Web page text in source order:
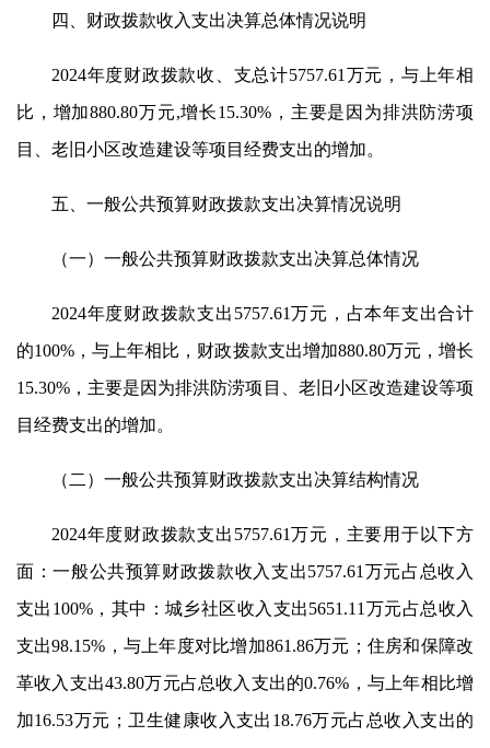
四、财政拨款收入支出决算总体情况说明
2024年度财政拨款收、支总计5757.61万元，与上年相
比，增加880.80万元,增长15.30%，主要是因为排洪防涝项
目、老旧小区改造建设等项目经费支出的增加。
五、一般公共预算财政拨款支出决算情况说明
（一）一般公共预算财政拨款支出决算总体情况
2024年度财政拨款支出5757.61万元，占本年支出合计
的100%，与上年相比，财政拨款支出增加880.80万元，增长
15.30%，主要是因为排洪防涝项目、老旧小区改造建设等项
目经费支出的增加。
（二）一般公共预算财政拨款支出决算结构情况
2024年度财政拨款支出5757.61万元，主要用于以下方
面：一般公共预算财政拨款收入支出5757.61万元占总收入
支出100%，其中：城乡社区收入支出5651.11万元占总收入
支出98.15%，与上年度对比增加861.86万元；住房和保障改
革收入支出43.80万元占总收入支出的0.76%，与上年相比增
加16.53万元；卫生健康收入支出18.76万元占总收入支出的